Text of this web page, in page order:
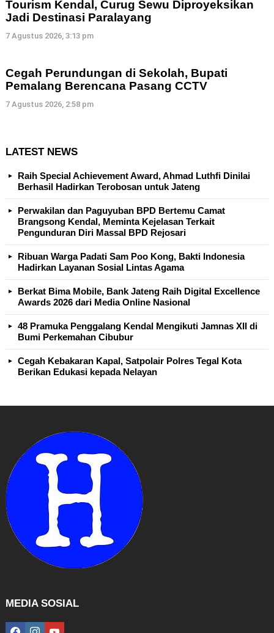
Tourism Kendal, Curug Sewu Diproyeksikan
Jadi Destinasi Paralayang
7 Agustus 2026, 3:13 pm
Cegah Perundungan di Sekolah, Bupati
Pemalang Berencana Pasang CCTV
7 Agustus 2026, 2:58 pm
LATEST NEWS
Raih Special Achievement Award, Ahmad Luthfi Dinilai
Berhasil Hadirkan Terobosan untuk Jateng
Perwakilan dan Paguyuban BPD Bertemu Camat
Brangsong Kendal, Meminta Kejelasan Terkait
Pengunduran Diri Massal BPD Rejosari
Ribuan Warga Padati Sam Poo Kong, Bakti Indonesia
Hadirkan Layanan Sosial Lintas Agama
Berkat Bima Mobile, Bank Jateng Raih Digital Excellence
Awards 2026 dari Media Online Nasional
48 Pramuka Penggalang Kendal Mengikuti Jamnas XII di
Bumi Perkemahan Cibubur
Cegah Kebakaran Kapal, Satpolair Polres Tegal Kota
Berikan Edukasi kepada Nelayan
MEDIA SOSIAL
facebookinstagramyoutube